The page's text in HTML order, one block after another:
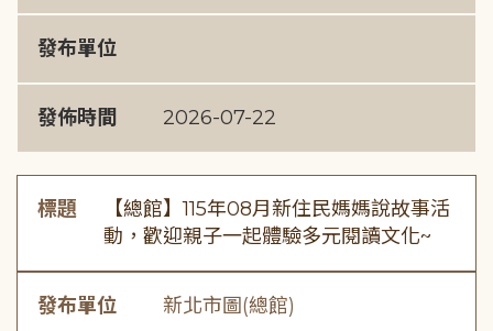
發布單位
發佈時間 2026-07-22
標題
【總館】115年08月新住民媽媽說故事活
動，歡迎親子一起體驗多元閱讀文化~
發布單位 新北市圖(總館)